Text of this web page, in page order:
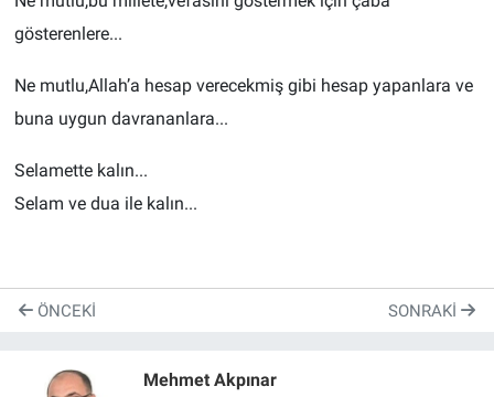
gösterenlere...
Ne mutlu,Allah’a hesap verecekmiş gibi hesap yapanlara ve
buna uygun davrananlara...
Selamette kalın...
Selam ve dua ile kalın...
ÖNCEKI SONRAKI
Mehmet Akpınar